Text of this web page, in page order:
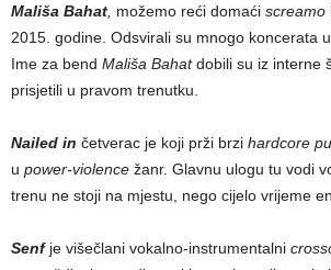
Mališa Bahat možemo reći domaći screamo
2015. godine. Odsvirali su mnogo koncerata
Ime za bend Mališa Bahatdobili su iz interne
prisjetili u pravom trenutku.
Nailed in četverac je koji prži brzi hardcore
u power-violence žanr. Glavnu ulogu tu vodi
trenu ne stoji na mjestu, nego cijelo vrijeme
Senfje višečlani vokalno-instrumentalni